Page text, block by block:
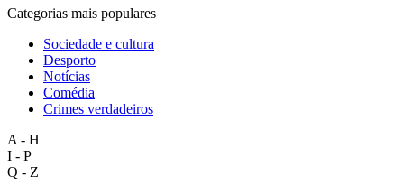
Categorias mais populares
Sociedade e cultura
Desporto
Notícias
Comédia
Crimes verdadeiros
A - H
I - P
Q - Z